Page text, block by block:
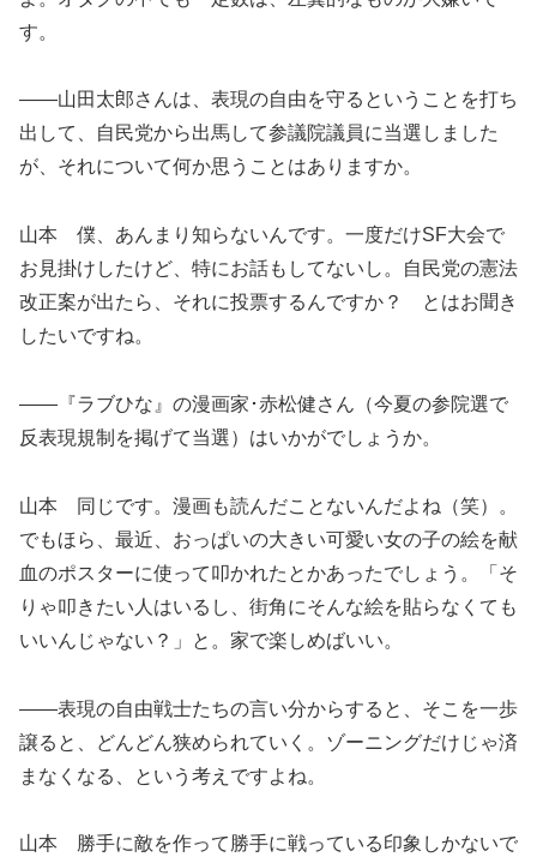
す。
――山田太郎さんは、表現の自由を守るということを打ち
出して、自民党から出馬して参議院議員に当選しました
が、それについて何か思うことはありますか。
山本 僕、あんまり知らないんです。一度だけSF大会で
お見掛けしたけど、特にお話もしてないし。自民党の憲法
改正案が出たら、それに投票するんですか？ とはお聞き
したいですね。
――『ラブひな』の漫画家･赤松健さん（今夏の参院選で
反表現規制を掲げて当選）はいかがでしょうか。
山本 同じです。漫画も読んだことないんだよね（笑）。
でもほら、最近、おっぱいの大きい可愛い女の子の絵を献
血のポスターに使って叩かれたとかあったでしょう。「そ
りゃ叩きたい人はいるし、街角にそんな絵を貼らなくても
いいんじゃない？」と。家で楽しめばいい。
――表現の自由戦士たちの言い分からすると、そこを一歩
譲ると、どんどん狭められていく。ゾーニングだけじゃ済
まなくなる、という考えですよね。
山本 勝手に敵を作って勝手に戦っている印象しかないで